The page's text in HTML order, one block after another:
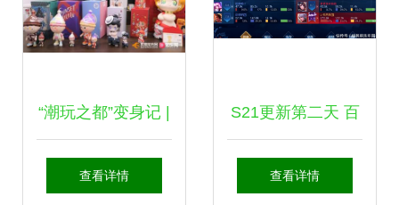
“潮玩之都”变身记 |
文化赋能，莞企打
查看详情
S21更新第二天 百
里守约强到非Ban
查看详情